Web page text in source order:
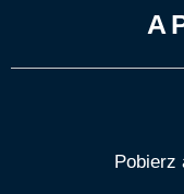
Pobierz